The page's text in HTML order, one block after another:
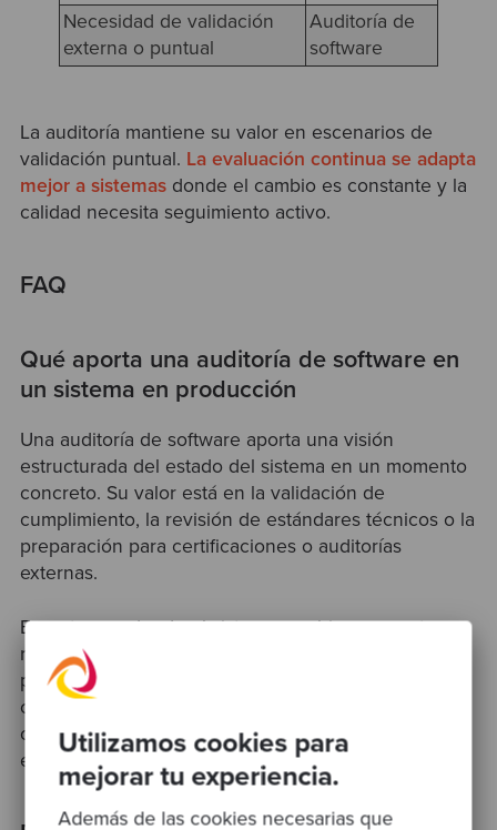
Utilizamos cookies para
mejorar tu experiencia.
Además de las cookies necesarias que
Necesidad de validación
externa o puntual
Auditoría de
software
La auditoría mantiene su valor en escenarios de
validación puntual. La evaluación continua se adapta
mejor a sistemasdonde el cambio es constante y la
calidad necesita seguimiento activo.
FAQ
Qué aporta una auditoría de software en
un sistema en producción
Una auditoría de software aporta una visión
estructurada del estado del sistema en un momento
concreto. Su valor está en la validación de
cumplimiento, la revisión de estándares técnicos o la
preparación para certificaciones o auditorías
externas.
En entornos donde el sistema cambia poco entre
revisiones, esta información puede ser suficiente
para tomar decisiones puntuales. Sin embargo,
cuando el desarrollo es continuo, su utilidad se
concentra en un único momento y no acompaña la
evolución real del software.